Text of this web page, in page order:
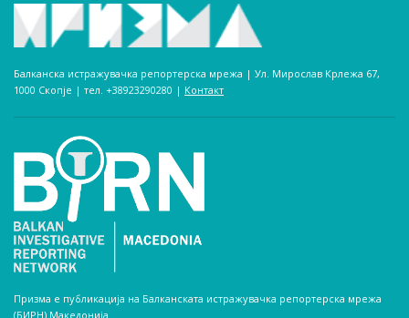
Балканска истражувачка репортерска мрежа | Ул. Мирослав Крлежа 67,
1000 Скопје | тел. +38923290280­ | Контакт
Призма е публикација на Балканската истражувачка репортерска мрежа
(БИРН) Македонија